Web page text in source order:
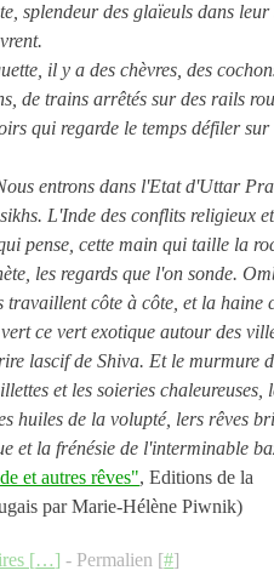
splendeur des glaïeuls dans leur
il y a des chèvres, des
de trains arrêtés sur des rails
qui regarde le temps défiler sur
entrons dans l'Etat d'Uttar
L'Inde des conflits religieux et
pense, cette main qui taille la
les regards que l'on sonde.
côte à côte, et la haine
ce vert exotique autour des
lascif de Shiva. Et le murmure
et les soieries chaleureuses,
huiles de la volupté, lers rêves
et la frénésie de l'interminable
et autres rêves", Editions de la
par Marie-Hélène Piwnik)
[…] - Permalien [#]